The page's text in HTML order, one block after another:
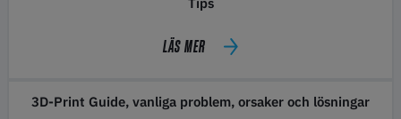
LÄS MER
3D-Print Guide, vanliga problem, orsaker och lösningar